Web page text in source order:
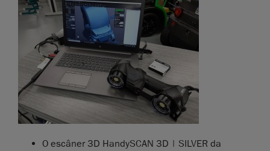
O escâner 3D HandySCAN 3D | SILVER da